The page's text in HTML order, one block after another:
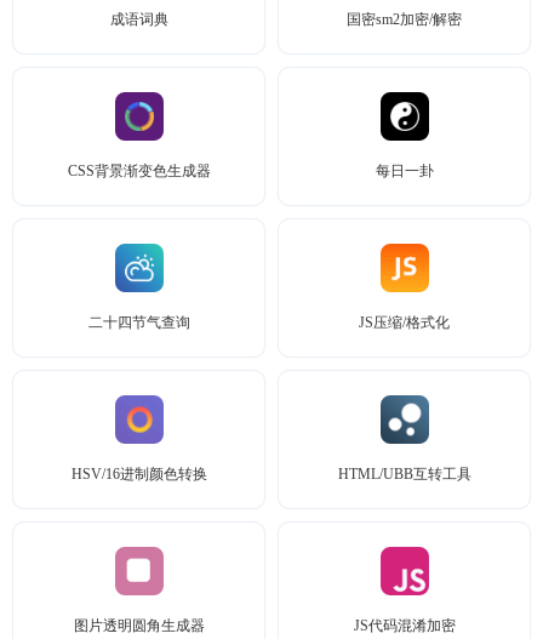
成语词典 国密sm2加密/解密
CSS背景渐变色生成器 每日一卦
二十四节气查询 JS压缩/格式化
HSV/16进制颜色转换 HTML/UBB互转工具
图片透明圆角生成器 JS代码混淆加密